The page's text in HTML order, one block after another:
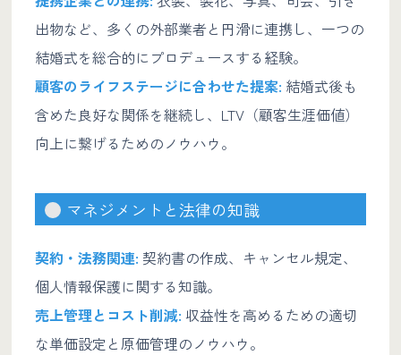
出物など、多くの外部業者と円滑に連携し、一つの
結婚式を総合的にプロデュースする経験。
顧客のライフステージに合わせた提案: 結婚式後も
含めた良好な関係を継続し、LTV（顧客生涯価値）
向上に繋げるためのノウハウ。
マネジメントと法律の知識
契約・法務関連: 契約書の作成、キャンセル規定、
個人情報保護に関する知識。
売上管理とコスト削減: 収益性を高めるための適切
な単価設定と原価管理のノウハウ。